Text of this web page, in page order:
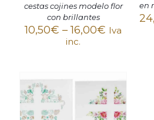
cestas cojines modelo flor
con brillantes
10,50€ –16,00€ Iva
inc.
en